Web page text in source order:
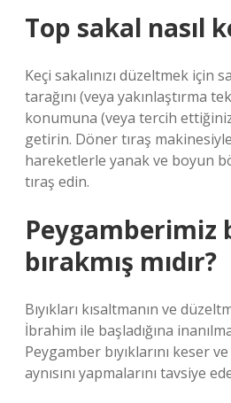
Top sakal nasıl
Keçi sakalınızı düzeltmek için
tarağını (veya yakınlaştırma
konumuna (veya tercih
getirin. Döner tıraş
hareketlerle yanak ve boyun
tıraş edin.
Peygamberimiz
bırakmış mıdır?
Bıyıkları kısaltmanın ve
İbrahim ile başladığına
Peygamber bıyıklarını keser
aynısını yapmalarını tavsiye